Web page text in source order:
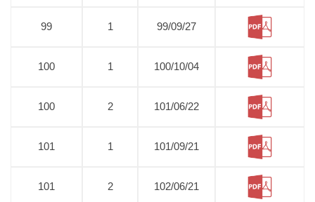
99 1 99/09/27
100 1 100/10/04
100 2 101/06/22
101 1 101/09/21
101 2 102/06/21